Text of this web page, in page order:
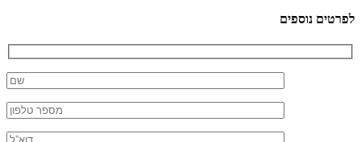
לפרטים נוספים